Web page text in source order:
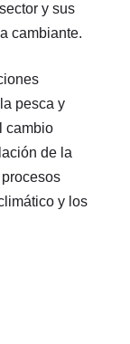
y sus
cambiante.
pesca y
cambio
de la
y los